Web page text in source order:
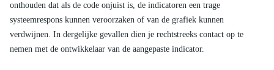
onthouden dat als de code onjuist is, de indicatoren een trage
systeemrespons kunnen veroorzaken of van de grafiek kunnen
verdwijnen. In dergelijke gevallen dien je rechtstreeks contact op te
nemen met de ontwikkelaar van de aangepaste indicator.